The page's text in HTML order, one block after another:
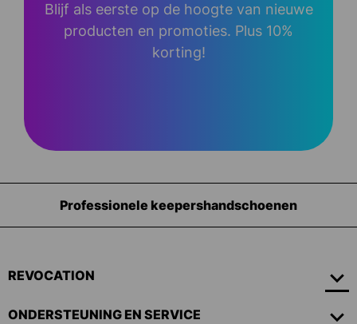
Blijf als eerste op de hoogte van nieuwe
producten en promoties. Plus 10%
korting!
Uitrusting voor keepers
REVOCATION
ONDERSTEUNING EN SERVICE